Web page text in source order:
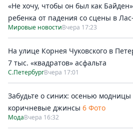
«Не хочу, чтобы он был как
ребенка от падения со сцены в
Мировые новостиВчера 17:23
На улице Корнея Чуковского в
7 тыс. «квадратов» асфальта
С.ПетербургВчера 17:01
Забудьте о синих: осенью модницы
коричневые джинсы 6 Фото
МодаВчера 16:32